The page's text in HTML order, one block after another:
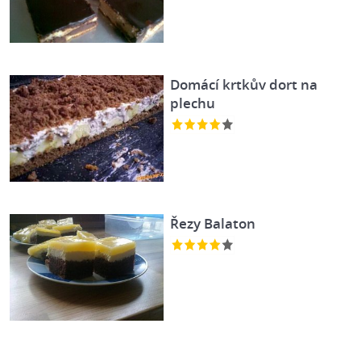
Domácí krtkův dort na
plechu
Řezy Balaton